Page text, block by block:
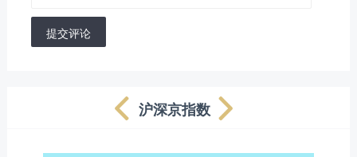
提交评论
沪深京指数